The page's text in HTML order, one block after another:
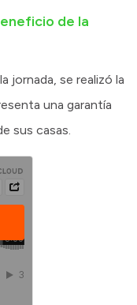
de la
jornada, se realizó la
una garantía
sus casas.